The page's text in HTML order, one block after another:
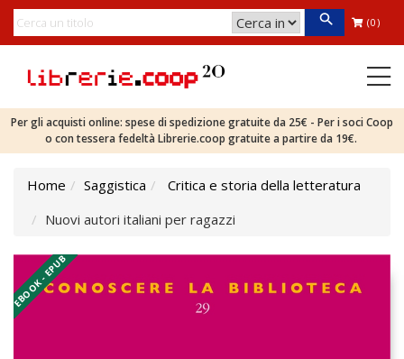
(0)
Per gli acquisti online: spese di spedizione gratuite da 25€ - Per i soci Coop
o con tessera fedeltà Librerie.coop gratuite a partire da 19€.
Home Saggistica
Critica e storia della letteratura
Nuovi autori italiani per ragazzi
EBOOK - EPUB